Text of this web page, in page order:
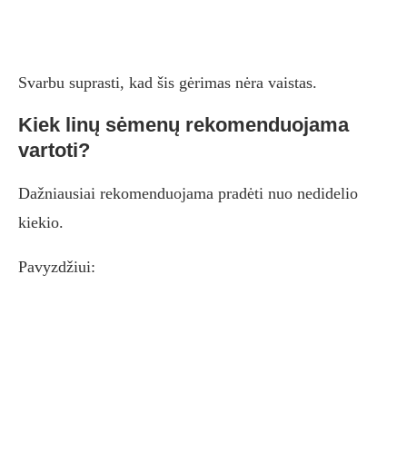
Svarbu suprasti, kad šis gėrimas nėra vaistas.
Kiek linų sėmenų rekomenduojama
vartoti?
Dažniausiai rekomenduojama pradėti nuo nedidelio
kiekio.
Pavyzdžiui: